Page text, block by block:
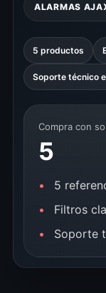
ALARMAS
5 productos
Soporte técnico
Compra con
5
5
Filtros
Soporte